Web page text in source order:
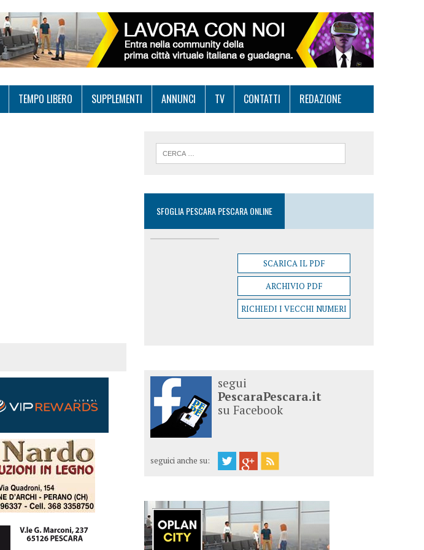
TEMPO LIBERO SUPPLEMENTI ANNUNCI TV CONTATTI REDAZIONE
SFOGLIA PESCARA PESCARA ONLINE
SCARICA IL PDF
ARCHIVIO PDF
RICHIEDI I VECCHI NUMERI
segui
PescaraPescara.it
su Facebook
seguici anche su: